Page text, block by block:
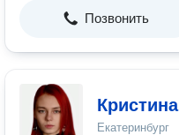
Позвонить
Екатеринбург